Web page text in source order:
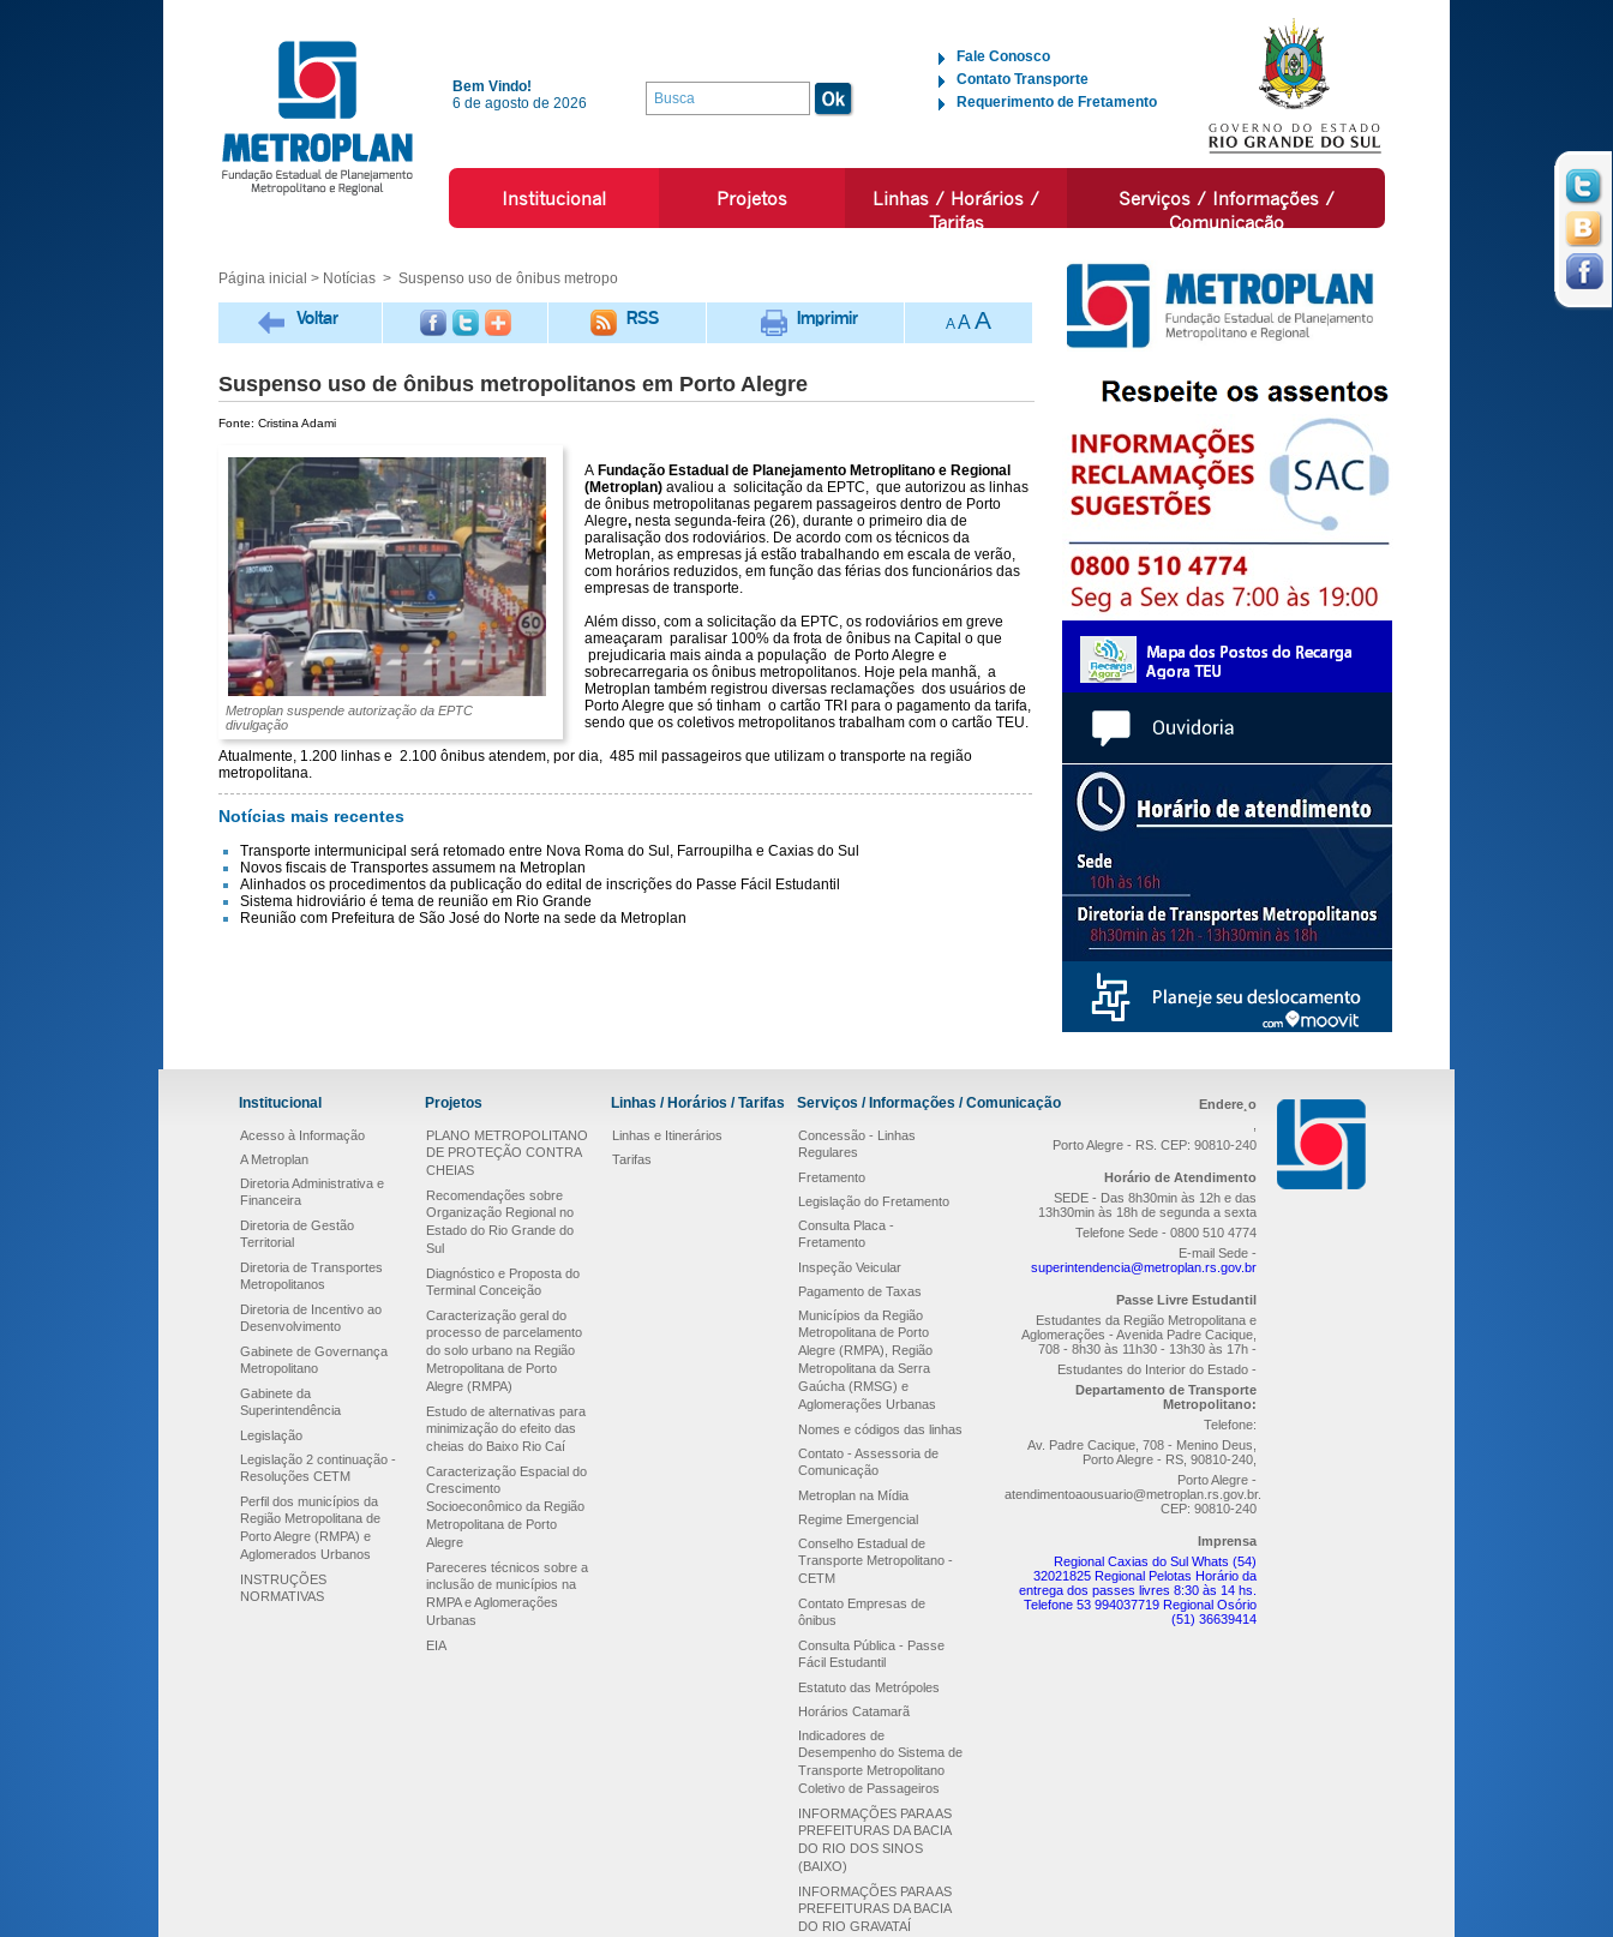
Bem Vindo!
6 de agosto de 2026
Fale Conosco
Contato Transporte
Requerimento de Fretamento
Institucional Projetos
Linhas / Horários /
Tarifas
Serviços / Informações /
Comunicação
Página inicial > Notícias > Suspenso uso de ônibus metropo
Voltar RSS Imprimir A A A
Suspenso uso de ônibus metropolitanos em Porto Alegre
Fonte: Cristina Adami
Metroplan suspende autorização da EPTC
divulgação
A Fundação Estadual de Planejamento Metroplitano e Regional
(Metroplan) avaliou a solicitação da EPTC, que autorizou as linhas
de ônibus metropolitanas pegarem passageiros dentro de Porto
Alegre, nesta segunda-feira (26), durante o primeiro dia de
paralisação dos rodoviários. De acordo com os técnicos da
Metroplan, as empresas já estão trabalhando em escala de verão,
com horários reduzidos, em função das férias dos funcionários das
empresas de transporte.
Além disso, com a solicitação da EPTC, os rodoviários em greve
ameaçaram paralisar 100% da frota de ônibus na Capital o que
prejudicaria mais ainda a população de Porto Alegre e
sobrecarregaria os ônibus metropolitanos. Hoje pela manhã, a
Metroplan também registrou diversas reclamações dos usuários de
Porto Alegre que só tinham o cartão TRI para o pagamento da tarifa,
sendo que os coletivos metropolitanos trabalham com o cartão TEU.
Atualmente, 1.200 linhas e 2.100 ônibus atendem, por dia, 485 mil passageiros que utilizam o transporte na região
metropolitana.
Notícias mais recentes
Transporte intermunicipal será retomado entre Nova Roma do Sul, Farroupilha e Caxias do Sul
Novos fiscais de Transportes assumem na Metroplan
Alinhados os procedimentos da publicação do edital de inscrições do Passe Fácil Estudantil
Sistema hidroviário é tema de reunião em Rio Grande
Reunião com Prefeitura de São José do Norte na sede da Metroplan
Institucional
Acesso à Informação
A Metroplan
Diretoria Administrativa e
Financeira
Diretoria de Gestão
Territorial
Diretoria de Transportes
Metropolitanos
Diretoria de Incentivo ao
Desenvolvimento
Gabinete de Governança
Metropolitano
Gabinete da
Superintendência
Legislação
Legislação 2 continuação -
Resoluções CETM
Perfil dos municípios da
Região Metropolitana de
Porto Alegre (RMPA) e
Aglomerados Urbanos
INSTRUÇÕES
NORMATIVAS
Projetos
PLANO METROPOLITANO
DE PROTEÇÃO CONTRA
CHEIAS
Recomendações sobre
Organização Regional no
Estado do Rio Grande do
Sul
Diagnóstico e Proposta do
Terminal Conceição
Caracterização geral do
processo de parcelamento
do solo urbano na Região
Metropolitana de Porto
Alegre (RMPA)
Estudo de alternativas para
minimização do efeito das
cheias do Baixo Rio Caí
Caracterização Espacial do
Crescimento
Socioeconômico da Região
Metropolitana de Porto
Alegre
Pareceres técnicos sobre a
inclusão de municípios na
RMPA e Aglomerações
Urbanas
EIA
Linhas / Horários / Tarifas
Linhas e Itinerários
Tarifas
Serviços / Informações / Comunicação
Concessão - Linhas
Regulares
Fretamento
Legislação do Fretamento
Consulta Placa -
Fretamento
Inspeção Veicular
Pagamento de Taxas
Municípios da Região
Metropolitana de Porto
Alegre (RMPA), Região
Metropolitana da Serra
Gaúcha (RMSG) e
Aglomerações Urbanas
Nomes e códigos das linhas
Contato - Assessoria de
Comunicação
Metroplan na Mídia
Regime Emergencial
Conselho Estadual de
Transporte Metropolitano -
CETM
Contato Empresas de
ônibus
Consulta Pública - Passe
Fácil Estudantil
Estatuto das Metrópoles
Horários Catamarã
Indicadores de
Desempenho do Sistema de
Transporte Metropolitano
Coletivo de Passageiros
INFORMAÇÕES PARA AS
PREFEITURAS DA BACIA
DO RIO DOS SINOS
(BAIXO)
INFORMAÇÕES PARA AS
PREFEITURAS DA BACIA
DO RIO GRAVATAÍ
Endere¸o
Porto Alegre - RS. CEP: 90810-240
Horário de Atendimento
SEDE - Das 8h30min às 12h e das
13h30min às 18h de segunda a sexta
Telefone Sede - 0800 510 4774
E-mail Sede -
superintendencia@metroplan.rs.gov.br
Passe Livre Estudantil
Estudantes da Região Metropolitana e
Aglomerações - Avenida Padre Cacique,
708 - 8h30 às 11h30 - 13h30 às 17h -
Estudantes do Interior do Estado -
Departamento de Transporte
Metropolitano:
Telefone:
Av. Padre Cacique, 708 - Menino Deus,
Porto Alegre - RS, 90810-240,
Porto Alegre -
atendimentoaousuario@metroplan.rs.gov.br.
CEP: 90810-240
Imprensa
Regional Caxias do Sul Whats (54)
32021825 Regional Pelotas Horário da
entrega dos passes livres 8:30 às 14 hs.
Telefone 53 994037719 Regional Osório
(51) 36639414